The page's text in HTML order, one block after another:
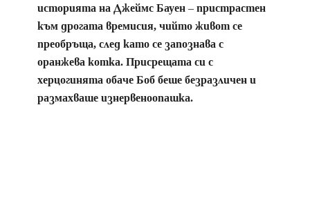
историята на Джеймс Бауен – пристрастен
към дрогата времисия, чийто живот се
преобръща, след като се запознава с
оранжева котка. Присрещата си с
херцогинята обаче Боб беше безразличен и
размахваше изнервеноопашка.